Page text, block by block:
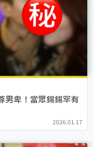
男卑！當眾錫錫罕有
2026.01.17